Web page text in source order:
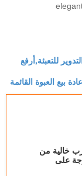
parfait.
للتعبئة,أرفع
بيع العبوة القائمة
خالية من
على